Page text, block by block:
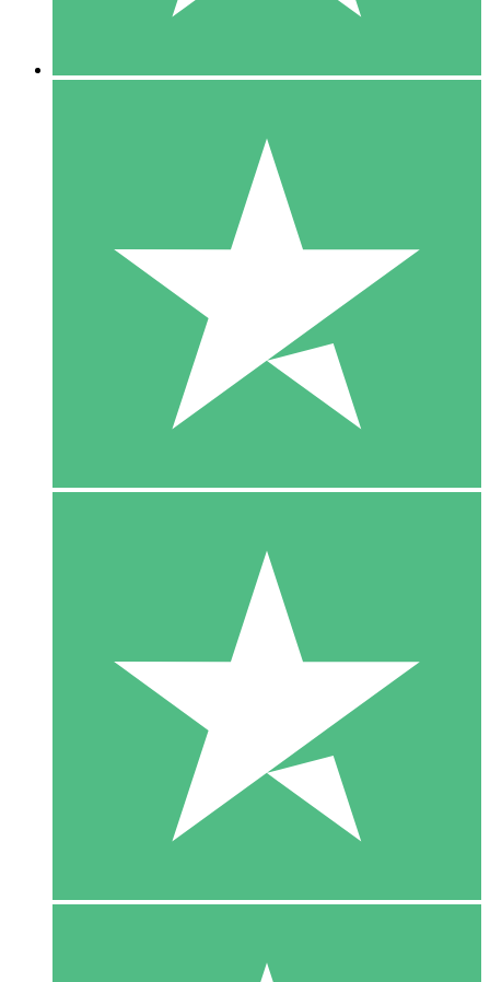
10 Descargas
20 00